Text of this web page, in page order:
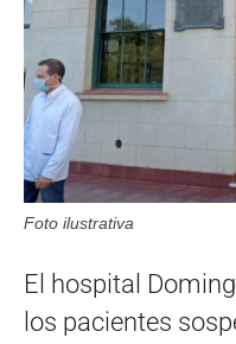
Foto ilustrativa
El hospital
los pacientes